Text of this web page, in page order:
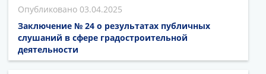
03.04.2025
Заключение № 24 о результатах публичных
слушаний в сфере градостроительной
деятельности